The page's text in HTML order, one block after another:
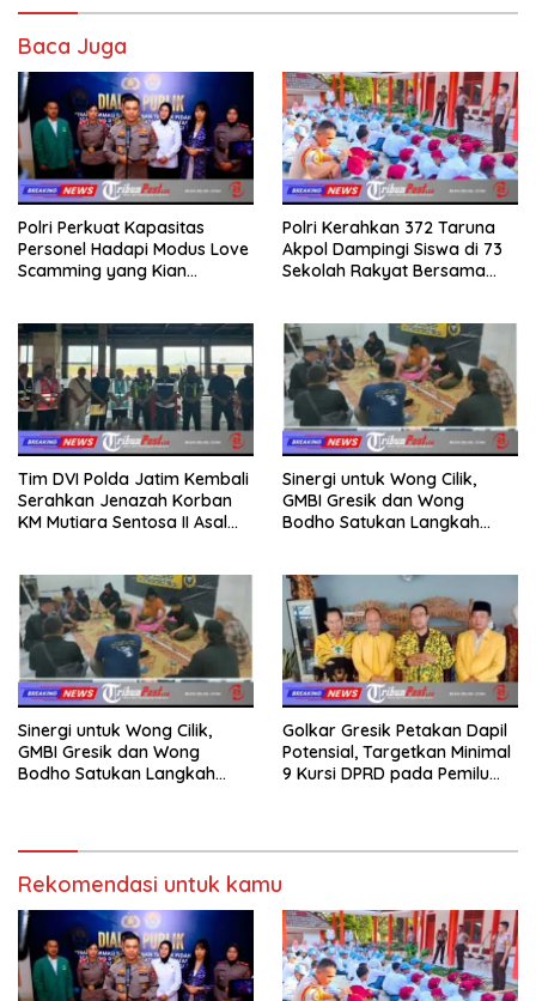
Baca Juga
Polri Perkuat Kapasitas
Personel Hadapi Modus Love
Scamming yang Kian
Polri Kerahkan 372 Taruna
Akpol Dampingi Siswa di 73
Sekolah Rakyat Bersama
Tim DVI Polda Jatim Kembali
Serahkan Jenazah Korban
KM Mutiara Sentosa II Asal
Sinergi untuk Wong Cilik,
GMBI Gresik dan Wong
Bodho Satukan Langkah
Sinergi untuk Wong Cilik,
GMBI Gresik dan Wong
Bodho Satukan Langkah
Golkar Gresik Petakan Dapil
Potensial, Targetkan Minimal
9 Kursi DPRD pada Pemilu
Rekomendasi untuk kamu